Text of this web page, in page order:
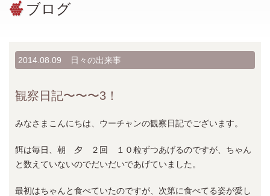
ブログ
2014.08.09 日々の出来事
観察日記〜〜〜3！
みなさまこんにちは、ウーチャンの観察日記でございます。
餌は毎日、朝 夕 ２回 １０粒ずつあげるのですが、ちゃん
と数えていないのでだいだいであげていました。
最初はちゃんと食べていたのですが、次第に食べてる姿が愛し